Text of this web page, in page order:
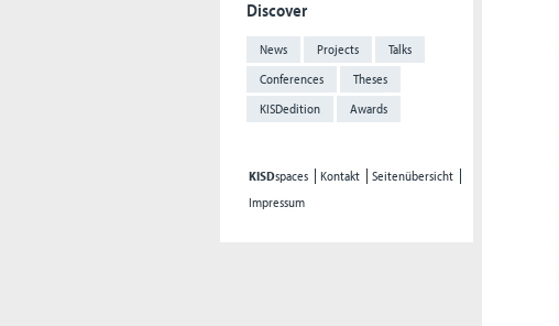
Discover
News Projects
Talks
Conferences
Theses
KISDedition
Awards
KISDspaces Kontakt
Seitenübersicht
Impressum